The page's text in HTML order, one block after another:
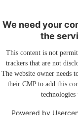
We need your
the
This content is not
trackers that are not
The website owner needs
their CMP to add this
technologies
Powered by